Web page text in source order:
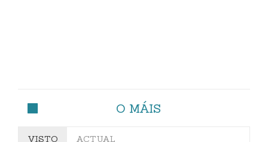
O MÁIS
VISTO ACTUAL